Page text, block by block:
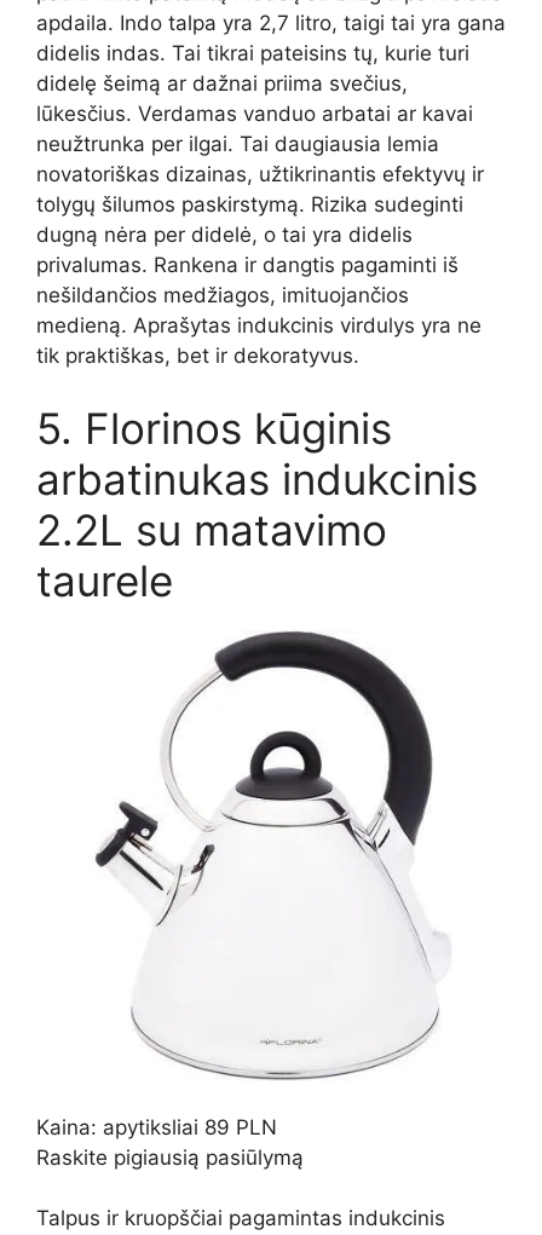
apdaila. Indo talpa yra 2,7 litro, taigi tai yra gana
didelis indas. Tai tikrai pateisins tų, kurie turi
didelę šeimą ar dažnai priima svečius,
lūkesčius. Verdamas vanduo arbatai ar kavai
neužtrunka per ilgai. Tai daugiausia lemia
novatoriškas dizainas, užtikrinantis efektyvų ir
tolygų šilumos paskirstymą. Rizika sudeginti
dugną nėra per didelė, o tai yra didelis
privalumas. Rankena ir dangtis pagaminti iš
nešildančios medžiagos, imituojančios
medieną. Aprašytas indukcinis virdulys yra ne
tik praktiškas, bet ir dekoratyvus.
5. Florinos kūginis
arbatinukas indukcinis
2.2L su matavimo
taurele
Kaina: apytiksliai 89 PLN
Raskite pigiausią pasiūlymą
Talpus ir kruopščiai pagamintas indukcinis